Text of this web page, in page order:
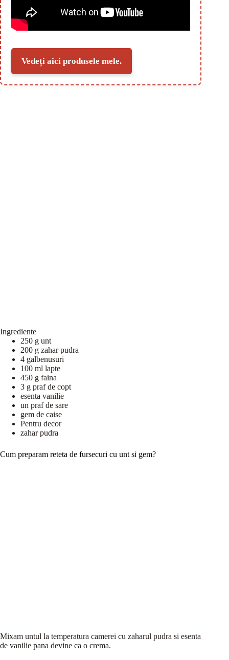
Vedeți aici produsele mele.
Ingrediente
250 g unt
200 g zahar pudra
4 galbenusuri
100 ml lapte
450 g faina
3 g praf de copt
esenta vanilie
un praf de sare
gem de caise
Pentru decor
zahar pudra
Cum preparam reteta de fursecuri cu unt si gem?
Mixam untul la temperatura camerei cu zaharul pudra si esenta
de vanilie pana devine ca o crema.